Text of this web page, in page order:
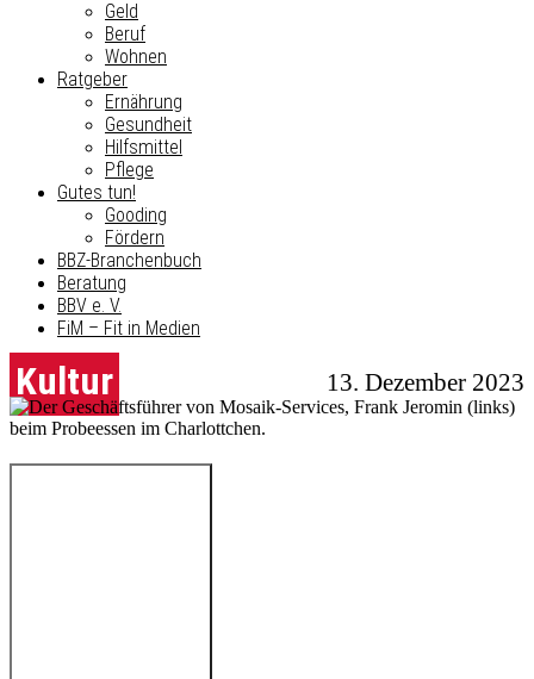
Geld
Beruf
Wohnen
Ratgeber
Ernährung
Gesundheit
Hilfsmittel
Pflege
Gutes tun!
Gooding
Fördern
BBZ-Branchenbuch
Beratung
BBV e. V.
FiM – Fit in Medien
Kultur 13. Dezember 2023